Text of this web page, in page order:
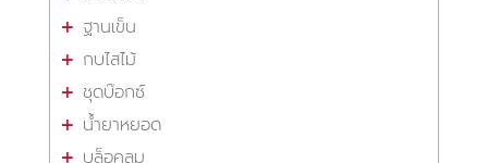
ฐานเข็น
กบไสไม้
ชุดบ๊อกซ์
น้ำยาหยอด